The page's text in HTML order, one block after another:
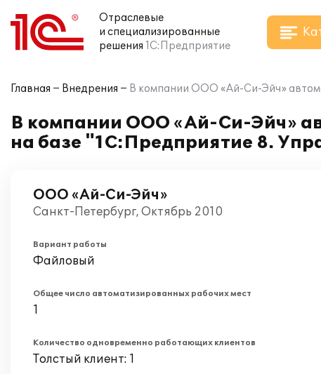
Отраслевые
и специализированные
решения 1С:Предприятие
Главная Внедрения В компании ООО «Ай-Си-Эйч»
В компании ООО «Ай-Си-Эйч»
на базе "1С:Предприятие 8.
ООО «Ай-Си-Эйч»
Санкт-Петербург, Октябрь 2010
Вариант работы
Файловый
Общее число автоматизированных рабочих мест
1
Количество одновременно работающих клиентов
Толстый клиент: 1